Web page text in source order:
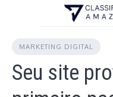
MARKETING DIGITAL
Seu site